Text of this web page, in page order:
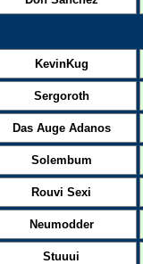
KevinKug
Sergoroth
Das Auge Adanos
Solembum
Rouvi Sexi
Neumodder
Stuuui